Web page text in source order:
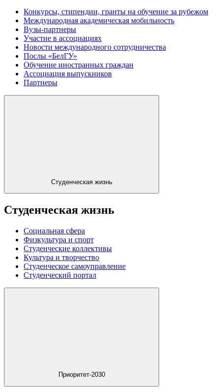
Конкурсы, стипендии, гранты на обучение за рубежом
Международная академическая мобильность
Вузы-партнеры
Участие в ассоциациях
Новости международного сотрудничества
Послы «БелГУ»
Обучение иностранных граждан
Ассоциация выпускников
Партнеры
Студенческая жизнь
Студенческая жизнь
Социальная сфера
Физкультура и спорт
Студенческие коллективы
Культура и творчество
Студенческое самоуправление
Студенческий портал
Приоритет-2030